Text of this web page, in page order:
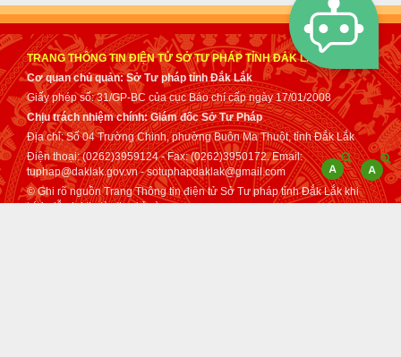
TRANG THÔNG TIN ĐIỆN TỬ SỞ TƯ PHÁP TỈNH ĐẮK LẮK
Cơ quan chủ quản: Sở Tư pháp tỉnh Đắk Lắk
Giấy phép số: 31/GP-BC của cục Báo chí cấp ngày 17/01/2008
Chịu trách nhiệm chính: Giám đốc Sở Tư Pháp
Địa chỉ: Số 04 Trường Chinh, phường Buôn Ma Thuột, tỉnh Đắk Lắk
Điện thoại: (0262)3959124 - Fax: (0262)3950172. Email:
tuphap@daklak.gov.vn - sotuphapdaklak@gmail.com
© Ghi rõ nguồn Trang Thông tin điện tử Sở Tư pháp tỉnh Đắk Lắk khi
trích dẫn lại tin từ địa chỉ này.